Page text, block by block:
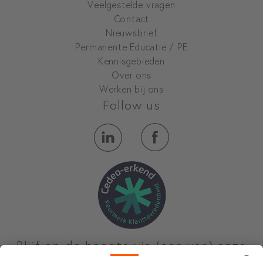
Veelgestelde vragen
Contact
Nieuwsbrief
Permanente Educatie / PE
Kennisgebieden
Over ons
Werken bij ons
Follow us
Blijf op de hoogte via (een van) onze